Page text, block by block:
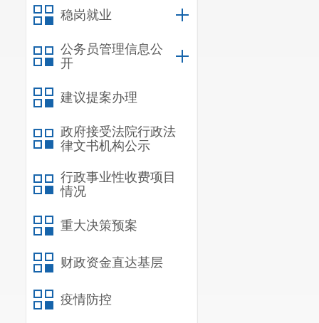
稳岗就业
公务员管理信息公
开
建议提案办理
政府接受法院行政法
律文书机构公示
行政事业性收费项目
情况
重大决策预案
财政资金直达基层
疫情防控